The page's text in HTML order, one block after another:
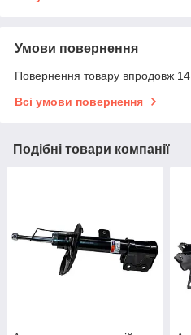
Умови повернення
Повернення товару впродовж 14
Всі умови повернення
Подібні товари компанії